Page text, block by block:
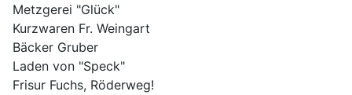
Metzgerei "Glück"
Kurzwaren Fr. Weingart
Bäcker Gruber
Laden von "Speck"
Frisur Fuchs, Röderweg!